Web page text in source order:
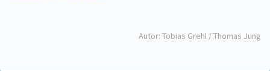
Autor: Tobias Grehl / Thomas Jung